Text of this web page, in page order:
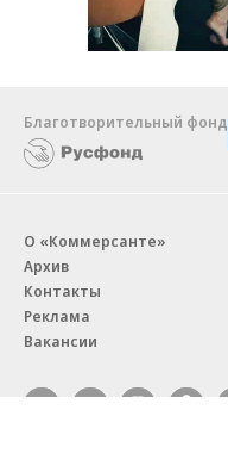
Благотворительный фонд
О «Коммерсанте»
Архив
Контакты
Реклама
Вакансии